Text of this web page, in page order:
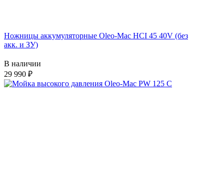
Ножницы аккумуляторные Oleo-Mac HCI 45 40V (без
акк. и ЗУ)
В наличии
29 990